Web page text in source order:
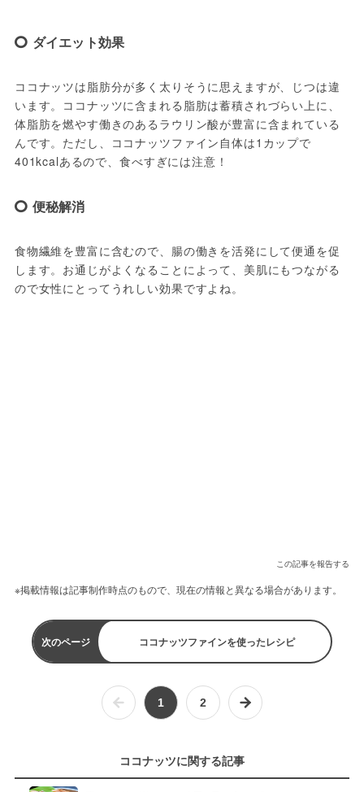
ダイエット効果
ココナッツは脂肪分が多く太りそうに思えますが、じつは違
います。ココナッツに含まれる脂肪は蓄積されづらい上に、
体脂肪を燃やす働きのあるラウリン酸が豊富に含まれている
んです。ただし、ココナッツファイン自体は1カップで
401kcalあるので、食べすぎには注意！
便秘解消
食物繊維を豊富に含むので、腸の働きを活発にして便通を促
します。お通じがよくなることによって、美肌にもつながる
ので女性にとってうれしい効果ですよね。
この記事を報告する
※掲載情報は記事制作時点のもので、現在の情報と異なる場合があります。
次のページ ココナッツファインを使ったレシピ
1 2
ココナッツに関する記事